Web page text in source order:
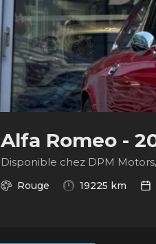
Alfa Romeo -
Disponible chez DPM
Rouge 19225 km